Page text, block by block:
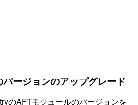
ージョンのアップグレード
のAFTモジュールのバージョンを